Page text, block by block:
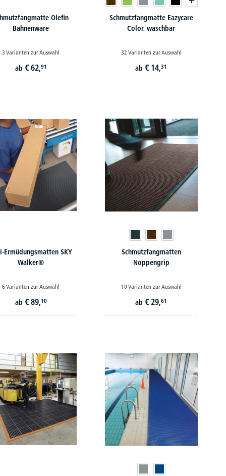
Olefin
Bahnenware
3 Varianten zur Auswahl
ab € 62,91
Schmutzfangmatte Eazycare
Color, waschbar
32 Varianten zur Auswahl
ab€ 14,31
Ermüdungsmatten SKY
Walker®
6 Varianten zur Auswahl
ab € 89,10
Schmutzfangmatten
Noppengrip
10 Varianten zur Auswahl
ab€ 29,61